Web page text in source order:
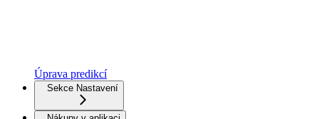
Úprava predikcí
Sekce Nastavení